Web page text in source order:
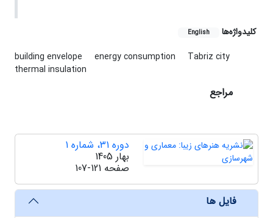
کلیدواژه‌ها English
building envelope energy consumption
Tabriz city
thermal insulation
مراجع
دوره 31، شماره 1
بهار 1405
صفحه 107-121
فایل ها